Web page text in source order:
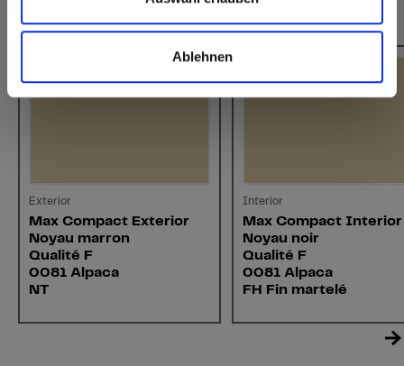
Ablehnen
Cela pourrait aussi vous intéresser
Exterior
Max Compact Exterior
Noyau marron
Qualité F
0081 Alpaca
NT
Interior
Max Compact Interior
Noyau noir
Qualité F
0081 Alpaca
FH Fin martelé